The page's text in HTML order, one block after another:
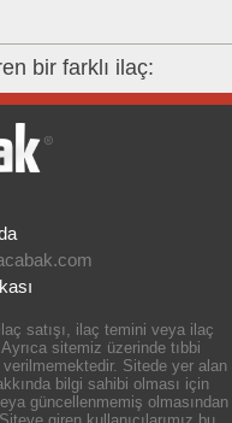
bir farklı ilaç:
satışı, ilaç temini veya ilaç
sitemiz üzerinde tıbbi
Sitede yer alan
bilgi sahibi olması için
güncellenmemiş olmasından